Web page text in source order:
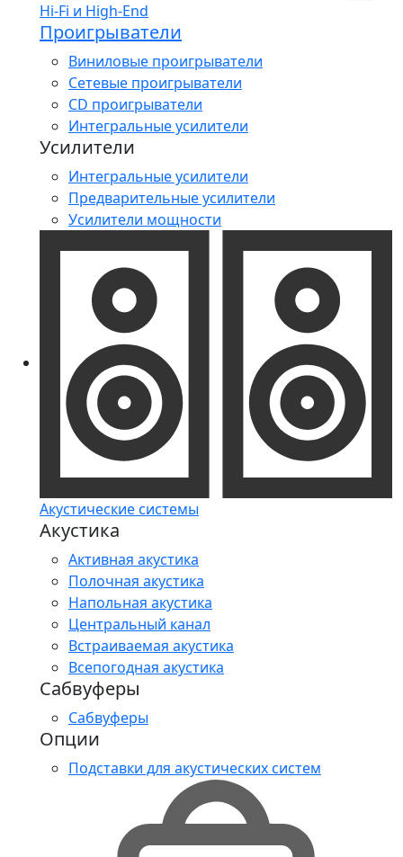
Hi-Fi и High-End
Проигрыватели
Виниловые проигрыватели
Сетевые проигрыватели
CD проигрыватели
Интегральные усилители
Усилители
Интегральные усилители
Предварительные усилители
Усилители мощности
Акустические системы
Акустика
Активная акустика
Полочная акустика
Напольная акустика
Центральный канал
Встраиваемая акустика
Всепогодная акустика
Сабвуферы
Сабвуферы
Опции
Подставки для акустических систем